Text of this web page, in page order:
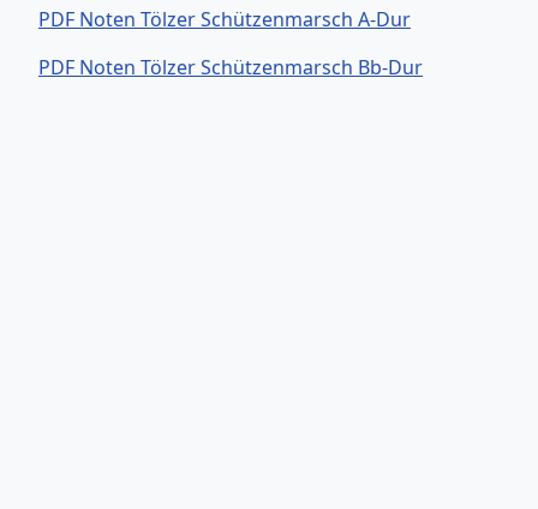
PDF Noten Tölzer Schützenmarsch A-Dur
PDF Noten Tölzer Schützenmarsch Bb-Dur